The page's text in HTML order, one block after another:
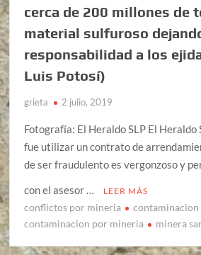
cerca de 200 millones de
material sulfuroso
responsabilidad a los
Luis Potosí)
grieta 2 julio, 2019
Fotografía: El Heraldo SLP El Heraldo
fue utilizar un contrato de
de ser fraudulento es vergonzoso y
con el asesor …
LEER MÁS
conflictos por mineria
contaminacion
contaminacion por mineria
minera